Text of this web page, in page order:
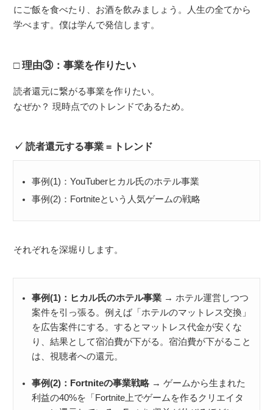
にご飯を食べたり、お酒を飲みましょう。人生の全てから
学べます。僕は学んで発信します。
理由③：事業を作りたい
読者還元に繋がる事業を作りたい。
なぜか？ 現時点でのトレンドであるため。
読者還元する事業 = トレンド
事例(1)：YouTuberヒカル氏のホテル事業
事例(2)：Fortniteという人気ゲームの戦略
それぞれを深堀りします。
事例(1)：ヒカル氏のホテル事業 → ホテル運営しつつ
案件を引っ張る。例えば「ホテルのマットレス交換」
を広告案件にする。するとマットレス代金が安くな
り、結果として宿泊費が下がる。宿泊費が下がること
は、視聴者への還元。
事例(2)：Fortniteの事業戦略 → ゲームから生まれた
利益の40%を「Fortnite上でゲームを作るクリエイタ